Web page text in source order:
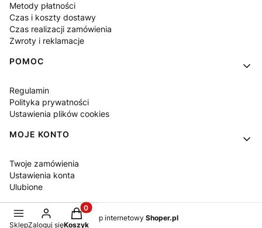
Metody płatności
Czas i koszty dostawy
Czas realizacji zamówienia
Zwroty i reklamacje
POMOC
Regulamin
Polityka prywatności
Ustawienia plików cookies
MOJE KONTO
Twoje zamówienia
Ustawienia konta
Ulubione
Sklep internetowy Shoper.pl
SklepZaloguj się
Produkty w koszyku: 0. Zobacz szczegóły
Koszyk